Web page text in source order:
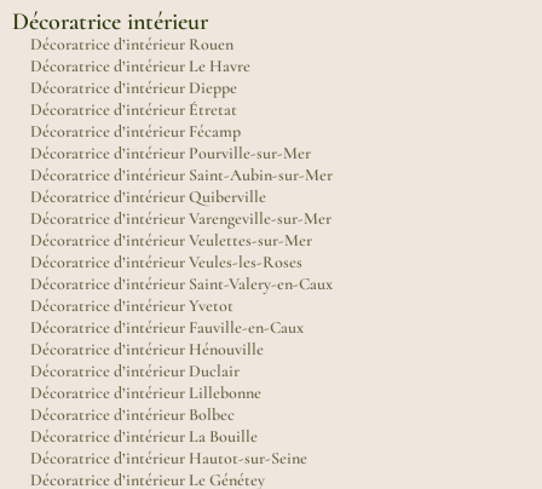
Décoratrice intérieur
Décoratrice d’intérieur Rouen
Décoratrice d’intérieur Le Havre
Décoratrice d’intérieur Dieppe
Décoratrice d’intérieur Étretat
Décoratrice d’intérieur Fécamp
Décoratrice d’intérieur Pourville-sur-Mer
Décoratrice d’intérieur Saint-Aubin-sur-Mer
Décoratrice d’intérieur Quiberville
Décoratrice d’intérieur Varengeville-sur-Mer
Décoratrice d’intérieur Veulettes-sur-Mer
Décoratrice d’intérieur Veules-les-Roses
Décoratrice d’intérieur Saint-Valery-en-Caux
Décoratrice d’intérieur Yvetot
Décoratrice d’intérieur Fauville-en-Caux
Décoratrice d’intérieur Hénouville
Décoratrice d’intérieur Duclair
Décoratrice d’intérieur Lillebonne
Décoratrice d’intérieur Bolbec
Décoratrice d’intérieur La Bouille
Décoratrice d’intérieur Hautot-sur-Seine
Décoratrice d’intérieur Le Génétey